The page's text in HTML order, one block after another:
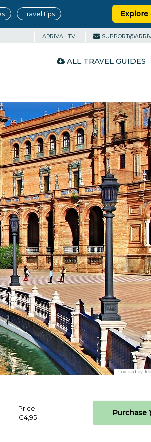
Travel tips Explore
ARRIVAL TV
ALL TRAVEL GUIDES
Provided by:
Price
€4,95
Purchase